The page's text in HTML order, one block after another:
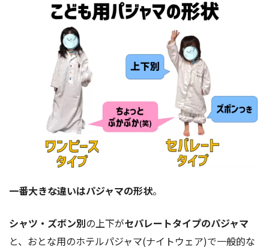
一番大きな違いはパジャマの形状。
シャツ・ズボン別の上下がセパレートタイプのパジャマ
と、おとな用のホテルパジャマ(ナイトウェア)で一般的な